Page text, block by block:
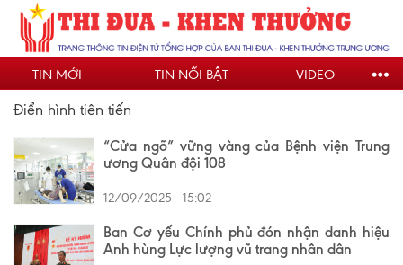
Nhảy
đến
nội
dungTIN MỚI TIN NỔI BẬT VIDEO
Điển hình tiên tiến
“Cửa ngõ” vững vàng của Bệnh viện Trung
ương Quân đội 108
12/09/2025 - 15:02
Ban Cơ yếu Chính phủ đón nhận danh hiệu
Anh hùng Lực lượng vũ trang nhân dân